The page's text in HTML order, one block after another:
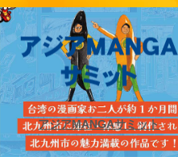
アジアMANGAサミット